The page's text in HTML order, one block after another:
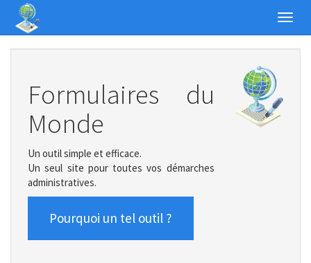
Formulaires du
Monde
Un outil simple et efficace.
Un seul site pour toutes vos démarches
administratives.
Pourquoi un tel outil ?